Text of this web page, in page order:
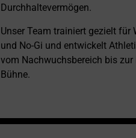
Durchhaltevermögen.
Unser Team trainiert gezielt für
und No-Gi und entwickelt
vom Nachwuchsbereich bis
Bühne.